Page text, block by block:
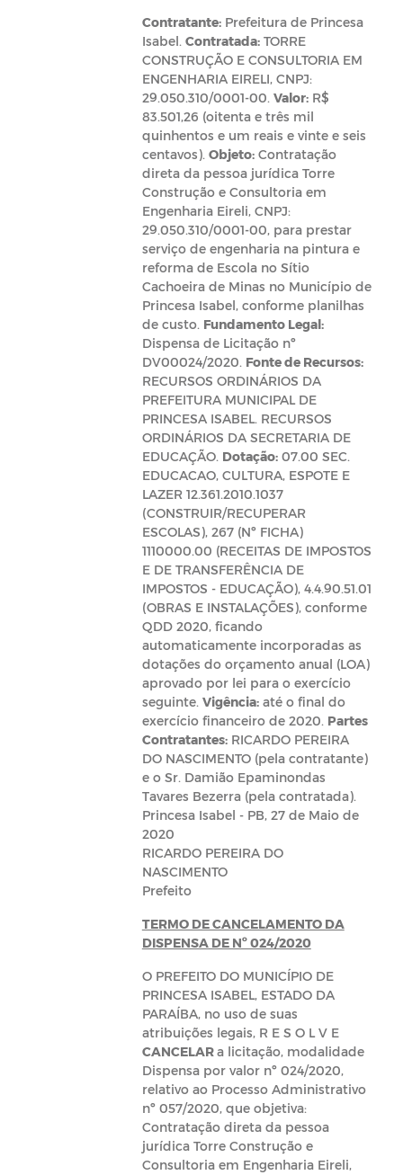
Contratante:Prefeitura de Princesa
Isabel. Contratada:TORRE
CONSTRUÇÃO E CONSULTORIA EM
ENGENHARIA EIRELI, CNPJ:
29.050.310/0001-00. Valor:R$
83.501,26 (oitenta e três mil
quinhentos e um reais e vinte e seis
centavos). Objeto:Contratação
direta da pessoa jurídica Torre
Construção e Consultoria em
Engenharia Eireli, CNPJ:
29.050.310/0001-00, para prestar
serviço de engenharia na pintura e
reforma de Escola no Sítio
Cachoeira de Minas no Município de
Princesa Isabel, conforme planilhas
de custo. Fundamento Legal:
Dispensa de Licitação nº
DV00024/2020. Fonte de Recursos:
RECURSOS ORDINÁRIOS DA
PREFEITURA MUNICIPAL DE
PRINCESA ISABEL. RECURSOS
ORDINÁRIOS DA SECRETARIA DE
EDUCAÇÃO. Dotação:07.00 SEC.
EDUCACAO, CULTURA, ESPOTE E
LAZER 12.361.2010.1037
(CONSTRUIR/RECUPERAR
ESCOLAS), 267 (Nº FICHA)
1110000.00 (RECEITAS DE IMPOSTOS
E DE TRANSFERÊNCIA DE
IMPOSTOS - EDUCAÇÃO), 4.4.90.51.01
(OBRAS E INSTALAÇÕES), conforme
QDD 2020, ficando
automaticamente incorporadas as
dotações do orçamento anual (LOA)
aprovado por lei para o exercício
seguinte. Vigência:até o final do
exercício financeiro de 2020. Partes
Contratantes:RICARDO PEREIRA
DO NASCIMENTO (pela contratante)
e o Sr. Damião Epaminondas
Tavares Bezerra (pela contratada).
Princesa Isabel - PB, 27 de Maio de
2020
RICARDO PEREIRA DO
NASCIMENTO
Prefeito
TERMO DE CANCELAMENTO DA
DISPENSA DE Nº 024/2020
O PREFEITO DO MUNICÍPIO DE
PRINCESA ISABEL, ESTADO DA
PARAÍBA, no uso de suas
atribuições legais, R E S O L V E
CANCELARa licitação, modalidade
Dispensa por valor nº 024/2020,
relativo ao Processo Administrativo
nº 057/2020, que objetiva:
Contratação direta da pessoa
jurídica Torre Construção e
Consultoria em Engenharia Eireli,